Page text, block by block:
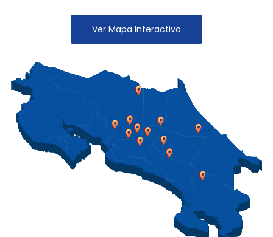
Ver Mapa Interactivo